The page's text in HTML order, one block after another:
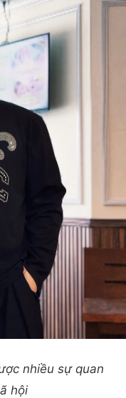
nhiều sự quan
hội